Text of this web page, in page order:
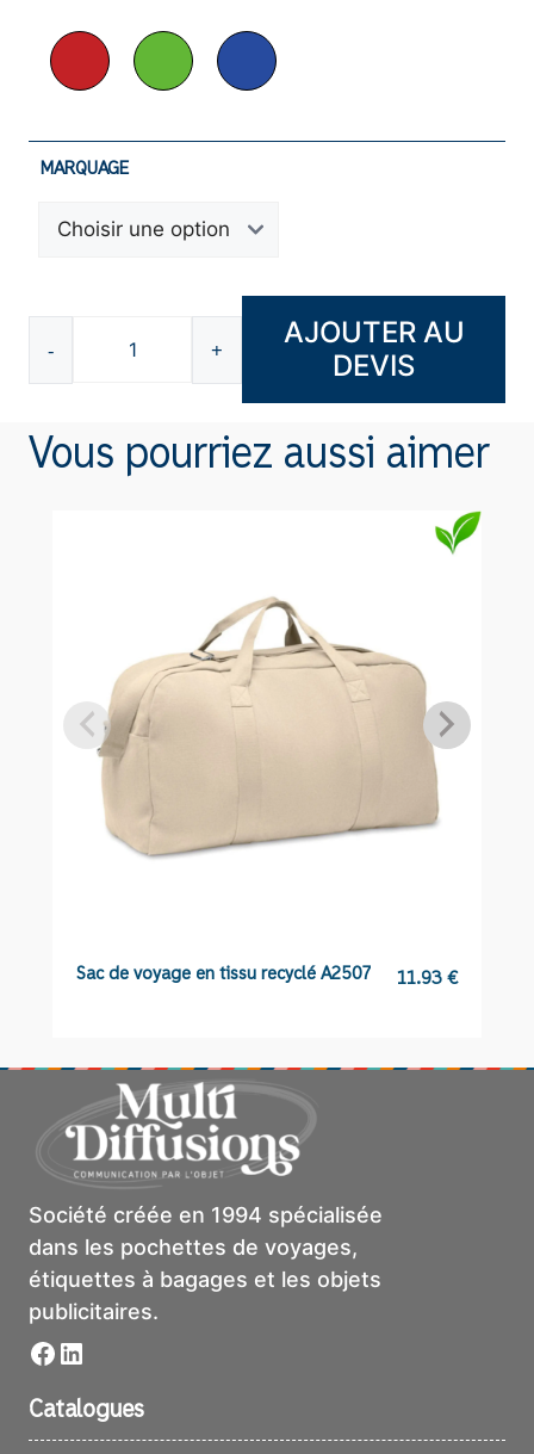
MARQUAGE
-
quantité
de
éco
+
AJOUTER AU
DEVIS
Vous pourriez aussi aimer
Sac de voyage en tissu recyclé A2507 11.93€
Société créée en 1994 spécialisée
dans les pochettes de voyages,
étiquettes à bagages et les objets
publicitaires.
Facebook
LinkedIn
Catalogues